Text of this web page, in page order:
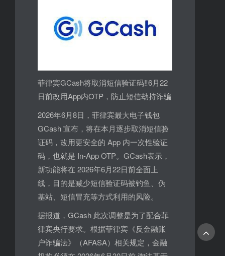
菲律宾GCash将取消短信验证码‼️6月22
日前改用App内OTP，防止短信劫持诈骗
2026年6月8日，菲律宾最大电子钱包
GCash 宣布，将在本月逐步取消短信验
证码，改用更安全的 App 内一次性验证
码，也就是 In-App OTP。GCash表示，
新功能将在 2026年6月22日前全面上
线，目的是减少短信验证码被钓鱼、伪
基站、短信冒充等方式利用的风险。
据报道，GCash 此次调整是为了配合菲
律宾央行要求。根据菲律宾《反金融账
户诈骗法》（AFASA）相关规定，金融